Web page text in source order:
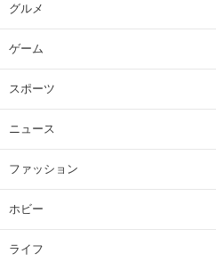
グルメ
ゲーム
スポーツ
ニュース
ファッション
ホビー
ライフ